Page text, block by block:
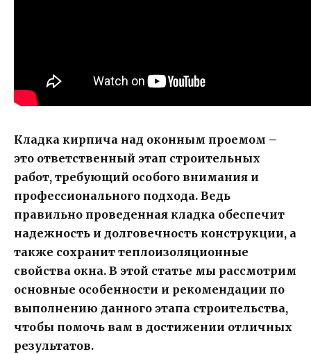
Кладка кирпича над оконным проемом –
это ответственный этап строительных
работ, требующий особого внимания и
профессионального подхода. Ведь
правильно проведенная кладка обеспечит
надежность и долговечность конструкции, а
также сохранит теплоизоляционные
свойства окна. В этой статье мы рассмотрим
основные особенности и рекомендации по
выполнению данного этапа строительства,
чтобы помочь вам в достижении отличных
результатов.